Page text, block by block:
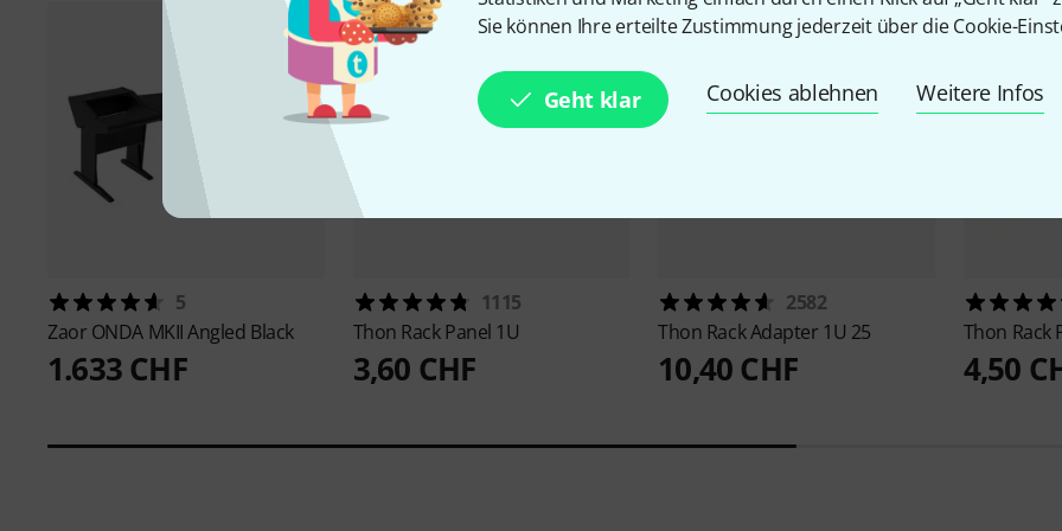
Sie können Ihre erteilte Zustimmung jederzeit über die Cookie-
Geht klar Cookies ablehnen Weitere Infos
5
Zaor ONDA MKII Angled Black
1.633 CHF
1115
Thon Rack Panel 1U
3,60 CHF
2582
Thon Rack Adapter 1U 25
10,40 CHF
Thon Rack
4,50